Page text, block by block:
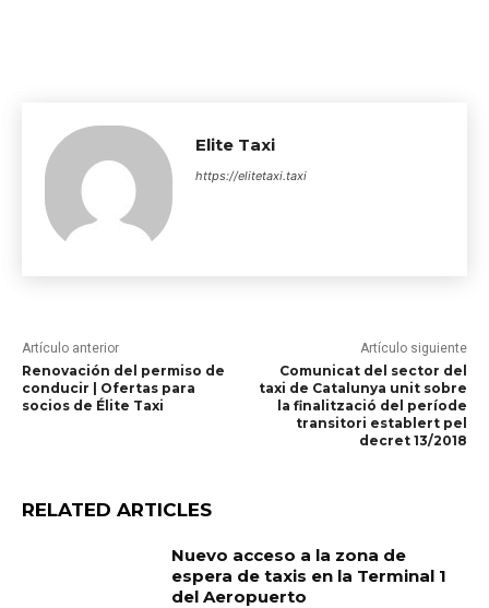
Elite Taxi
https://elitetaxi.taxi
Artículo anterior
Renovación del permiso de
conducir | Ofertas para
socios de Élite Taxi
Artículo siguiente
Comunicat del sector del
taxi de Catalunya unit sobre
la finalització del període
transitori establert pel
decret 13/2018
RELATED ARTICLES
Nuevo acceso a la zona de
espera de taxis en la Terminal 1
del Aeropuerto